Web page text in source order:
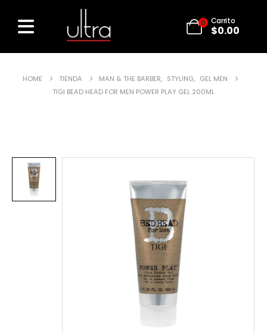
0 Carrito
$0.00
HOME TIENDA MAN & THE BARBER, STYLING, GEL MEN
TIGI BEAD HEAD FOR MEN POWER PLAY GEL 200ML